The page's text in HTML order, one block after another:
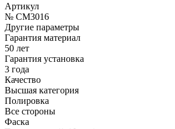
Артикул
№ CM3016
Другие параметры
Гарантия материал
50 лет
Гарантия установка
3 года
Качество
Высшая категория
Полировка
Все стороны
Фаска